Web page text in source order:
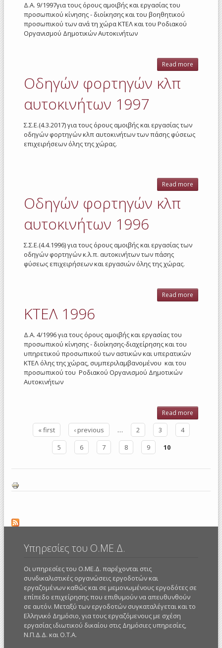
Δ.Α. 9/1997για τους όρους αμοιβής και εργασίας του
προσωπικού κίνησης - διοίκησης και του βοηθητικού
προσωπικού των ανά τη χώρα ΚΤΕΛ και του Ροδιακού
Οργανισμού Δημοτικών Αυτοκινήτων
Read more
Οδηγών φορτηγών κλπ
αυτοκινήτων 1997
Σ.Σ.Ε.(4.3.2017) για τους όρους αμοιβής και εργασίας των
οδηγών φορτηγών κλπ αυτοκινήτων των πάσης φύσεως
επιχειρήσεων όλης της χώρας.
Read more
Οδηγών φορτηγών κλπ
αυτοκινήτων 1996
Σ.Σ.Ε.(4.4.1996) για τους όρους αμοιβής και εργασίας των
οδηγών φορτηγών κ.λ.π. αυτοκινήτων των πάσης
φύσεως επιχειρήσεων και εργασιών όλης της χώρας.
Read more
ΚΤΕΛ 1996
Δ.Α. 4/1996 για τους όρους αμοιβής και εργασίας του
προσωπικού κίνησης - διοίκησης-διαχείρησης και του
υπηρετικού προσωπικού των αστικών και υπερατικών
ΚΤΕΛ όλης της χώρας, συμπεριλαμβανομένου και του
προσωπικού του Ροδιακού Οργανισμού Δημοτικών
Αυτοκινήτων
Read more
Pages
« first ‹ previous … 2 3
4
5
6 7 8 9 10
Υπηρεσίες του Ο.ΜΕ.Δ.
Οι υπηρεσίες του Ο.ΜΕ.Δ. παρέχονται στις
συνδικαλιστικές οργανώσεις εργοδοτών και
εργαζομένων καθώς και σε μεμονωμένους εργοδότες σε
επίπεδο επιχείρησης που επιθυμούν να απευθυνθούν
σε αυτόν. Μεταξύ των εργοδοτών συγκαταλέγεται και το
Ελληνικό Δημόσιο, για τους εργαζόμενους με σχέση
εργασίας ιδιωτικού δικαίου στις Δημόσιες υπηρεσίες,
Ν.Π.Δ.Δ. και Ο.Τ.Α.